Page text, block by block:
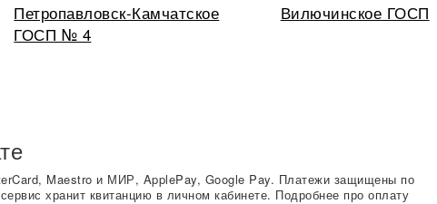
Петропавловск-Камчатское
ГОСП № 4
Вилючинское ГОСП
Maestro и МИР, ApplePay, Google Pay. Платежи защищены по
хранит квитанцию в личном кабинете. Подробнее про оплату